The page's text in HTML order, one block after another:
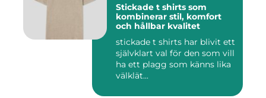
Stickade t shirts som
kombinerar stil, komfort
och hållbar kvalitet
stickade t shirts har blivit ett
självklart val för den som vill
ha ett plagg som känns lika
välklät...